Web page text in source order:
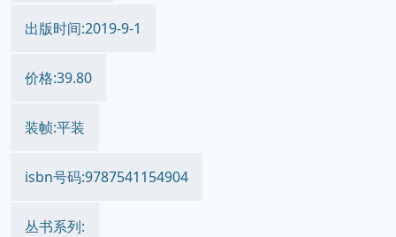
出版时间:2019-9-1
价格:39.80
装帧:平装
isbn号码:9787541154904
丛书系列: